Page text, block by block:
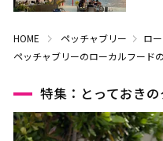
HOME ペッチャブリー
ロ
ペッチャブリーのローカルフード
特集：とっておき